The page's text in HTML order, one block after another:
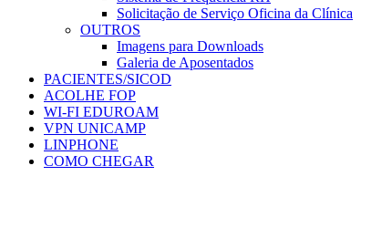
Solicitação de Serviço Oficina da Clínica
OUTROS
Imagens para Downloads
Galeria de Aposentados
PACIENTES/SICOD
ACOLHE FOP
WI-FI EDUROAM
VPN UNICAMP
LINPHONE
COMO CHEGAR